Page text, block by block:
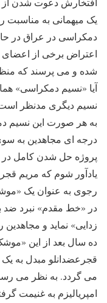
یک میهمانی به مناسبت
دمکراسی در عراق در
اعتراض برخی از اعضای
شده و می پرسند که
آیا «نسیم دمکراسی»
نسیم دیگری مدنظر
درجه ای مجاهدین به
پروژه حل شدن کامل در
رجوی به عنوان یک
در «خط مقدم» نبرد ضد
زدایی» نماید و مجاهدین
ده سال بعد از این
قجرعضدانلو مبدل به یک
می گردد. به نظر می
امپریالیزم به غنیمت